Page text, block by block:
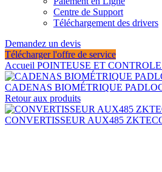
Centre de Support
Téléchargement des drivers
Demandez un devis
Télécharger l'offre de service
Accueil POINTEUSE ET
CADENAS BIOMÉTRIQUE
Retour aux produits
CONVERTISSEUR AUX485